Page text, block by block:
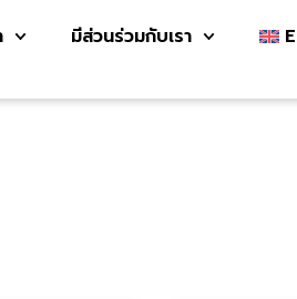
มีส่วนร่วมกับเรา